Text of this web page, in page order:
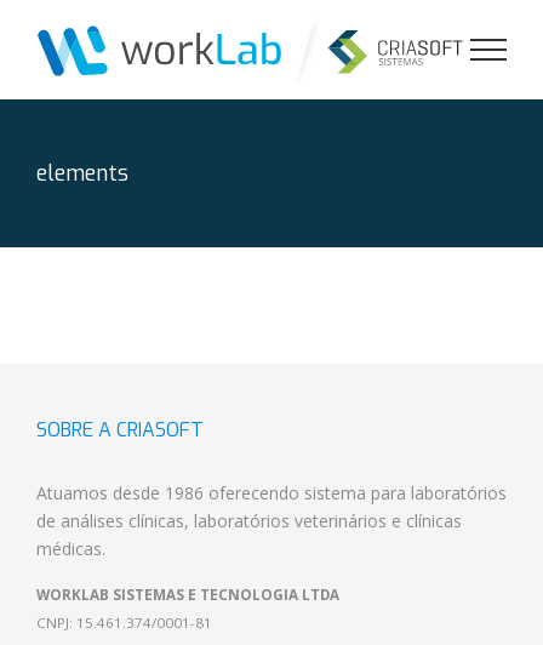
conteúdo
elements
SOBRE A CRIASOFT
Atuamos desde 1986 oferecendo sistema para laboratórios
de análises clínicas, laboratórios veterinários e clínicas
médicas.
WORKLAB SISTEMAS E TECNOLOGIA LTDA
CNPJ: 15.461.374/0001-81